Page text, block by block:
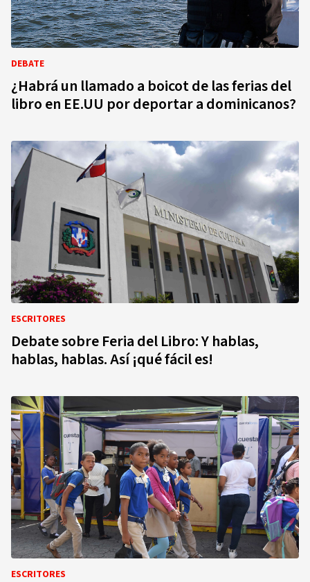
DEBATE
¿Habrá un llamado a boicot de las ferias del
libro en EE.UU por deportar a dominicanos?
ESCRITORES
Debate sobre Feria del Libro: Y hablas,
hablas, hablas. Así ¡qué fácil es!
ESCRITORES